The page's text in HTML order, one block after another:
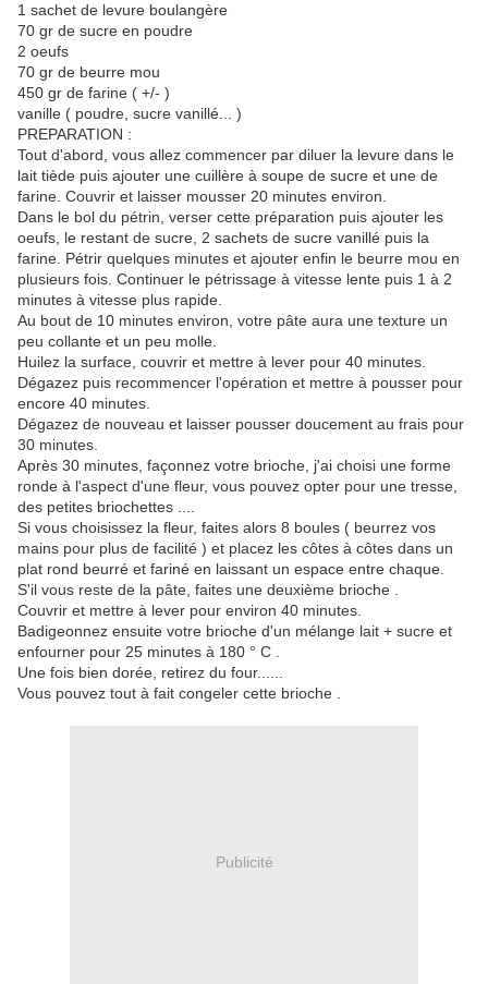
1 sachet de levure boulangère
70 gr de sucre en poudre
2 oeufs
70 gr de beurre mou
450 gr de farine ( +/- )
vanille ( poudre, sucre vanillé... )
PREPARATION :
Tout d'abord, vous allez commencer par diluer la levure dans le
lait tiède puis ajouter une cuillère à soupe de sucre et une de
farine. Couvrir et laisser mousser 20 minutes environ.
Dans le bol du pétrin, verser cette préparation puis ajouter les
oeufs, le restant de sucre, 2 sachets de sucre vanillé puis la
farine. Pétrir quelques minutes et ajouter enfin le beurre mou en
plusieurs fois. Continuer le pétrissage à vitesse lente puis 1 à 2
minutes à vitesse plus rapide.
Au bout de 10 minutes environ, votre pâte aura une texture un
peu collante et un peu molle.
Huilez la surface, couvrir et mettre à lever pour 40 minutes.
Dégazez puis recommencer l'opération et mettre à pousser pour
encore 40 minutes.
Dégazez de nouveau et laisser pousser doucement au frais pour
30 minutes.
Après 30 minutes, façonnez votre brioche, j'ai choisi une forme
ronde à l'aspect d'une fleur, vous pouvez opter pour une tresse,
des petites briochettes ....
Si vous choisissez la fleur, faites alors 8 boules ( beurrez vos
mains pour plus de facilité ) et placez les côtes à côtes dans un
plat rond beurré et fariné en laissant un espace entre chaque.
S'il vous reste de la pâte, faites une deuxième brioche .
Couvrir et mettre à lever pour environ 40 minutes.
Badigeonnez ensuite votre brioche d'un mélange lait + sucre et
enfourner pour 25 minutes à 180 ° C .
Une fois bien dorée, retirez du four......
Vous pouvez tout à fait congeler cette brioche .
Publicité